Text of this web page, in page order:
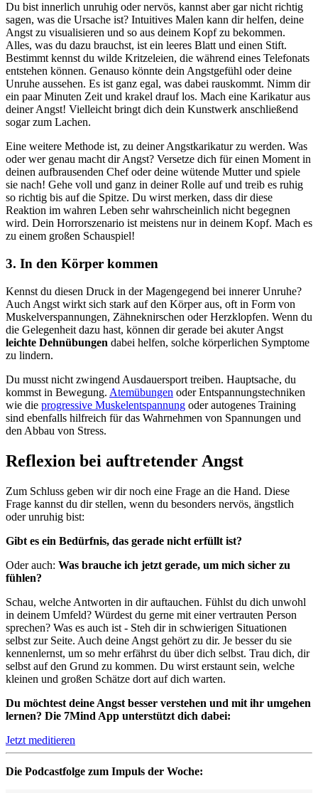
Du bist innerlich unruhig oder nervös, kannst aber gar nicht richtig
sagen, was die Ursache ist? Intuitives Malen kann dir helfen, deine
Angst zu visualisieren und so aus deinem Kopf zu bekommen.
Alles, was du dazu brauchst, ist ein leeres Blatt und einen Stift.
Bestimmt kennst du wilde Kritzeleien, die während eines Telefonats
entstehen können. Genauso könnte dein Angstgefühl oder deine
Unruhe aussehen. Es ist ganz egal, was dabei rauskommt. Nimm dir
ein paar Minuten Zeit und krakel drauf los. Mach eine Karikatur aus
deiner Angst! Vielleicht bringt dich dein Kunstwerk anschließend
sogar zum Lachen.
Eine weitere Methode ist, zu deiner Angstkarikatur zu werden. Was
oder wer genau macht dir Angst? Versetze dich für einen Moment in
deinen aufbrausenden Chef oder deine wütende Mutter und spiele
sie nach! Gehe voll und ganz in deiner Rolle auf und treib es ruhig
so richtig bis auf die Spitze. Du wirst merken, dass dir diese
Reaktion im wahren Leben sehr wahrscheinlich nicht begegnen
wird. Dein Horrorszenario ist meistens nur in deinem Kopf. Mach es
zu einem großen Schauspiel!
3. In den Körper kommen
Kennst du diesen Druck in der Magengegend bei innerer Unruhe?
Auch Angst wirkt sich stark auf den Körper aus, oft in Form von
Muskelverspannungen, Zähneknirschen oder Herzklopfen. Wenn du
die Gelegenheit dazu hast, können dir gerade bei akuter Angst
leichte Dehnübungen dabei helfen, solche körperlichen Symptome
zu lindern.
Du musst nicht zwingend Ausdauersport treiben. Hauptsache, du
kommst in Bewegung. Atemübungen oder Entspannungstechniken
wie die progressive Muskelentspannung oder autogenes Training
sind ebenfalls hilfreich für das Wahrnehmen von Spannungen und
den Abbau von Stress.
Reflexion bei auftretender Angst
Zum Schluss geben wir dir noch eine Frage an die Hand. Diese
Frage kannst du dir stellen, wenn du besonders nervös, ängstlich
oder unruhig bist:
Gibt es ein Bedürfnis, das gerade nicht erfüllt ist?
Oder auch: Was brauche ich jetzt gerade, um mich sicher zu
fühlen?
Schau, welche Antworten in dir auftauchen. Fühlst du dich unwohl
in deinem Umfeld? Würdest du gerne mit einer vertrauten Person
sprechen? Was es auch ist - Steh dir in schwierigen Situationen
selbst zur Seite. Auch deine Angst gehört zu dir. Je besser du sie
kennenlernst, um so mehr erfährst du über dich selbst. Trau dich, dir
selbst auf den Grund zu kommen. Du wirst erstaunt sein, welche
kleinen und großen Schätze dort auf dich warten.
Du möchtest deine Angst besser verstehen und mit ihr umgehen
lernen? Die 7Mind App unterstützt dich dabei:
Jetzt meditieren
Die Podcastfolge zum Impuls der Woche: